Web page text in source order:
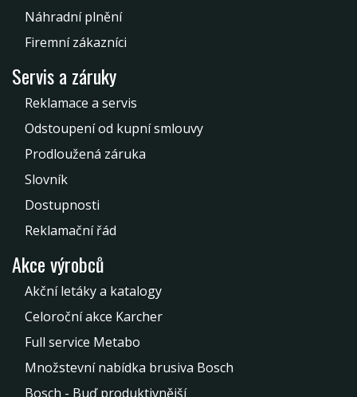
Náhradní plnění
Firemní zákazníci
Servis a záruky
Reklamace a servis
Odstoupení od kupní smlouvy
Prodloužená záruka
Slovník
Dostupnosti
Reklamační řád
Akce výrobců
Akční letáky a katalogy
Celoroční akce Karcher
Full service Metabo
Množstevní nabídka brusiva Bosch
Bosch - Buď produktivnější